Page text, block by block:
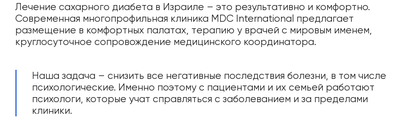
Лечение сахарного диабета в Израиле – это результативно и комфортно.
Современная многопрофильная клиника MDC International предлагает
размещение в комфортных палатах, терапию у врачей с мировым именем,
круглосуточное сопровождение медицинского координатора.
Наша задача – снизить все негативные последствия болезни, в том числе
психологические. Именно поэтому с пациентами и их семьей работают
психологи, которые учат справляться с заболеванием и за пределами
клиники.